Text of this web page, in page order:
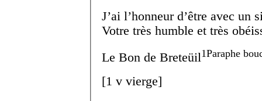
J’ai l’honneur d’être avec un
Votre très humble et très
Le Bon de Breteüil1Paraphe
[1 v vierge]